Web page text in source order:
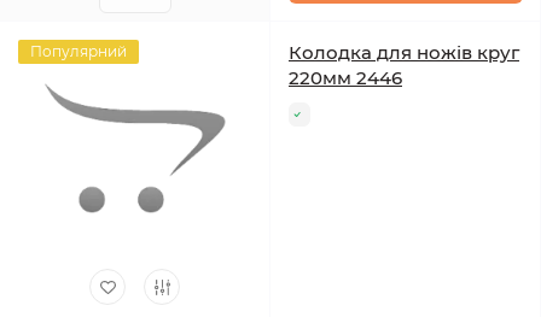
Популярний
Колодка для ножів круг
220мм 2446